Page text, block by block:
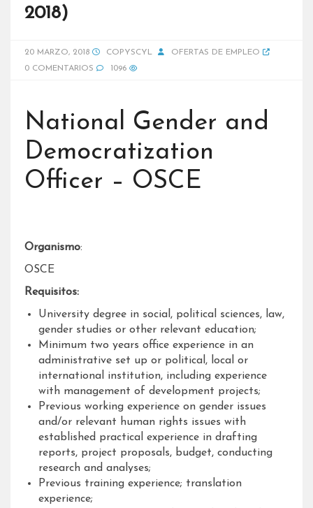
2018)
20 MARZO, 2018 COPYSCYL
OFERTAS DE EMPLEO
0 COMENTARIOS
1096
National Gender and
Democratization
Officer – OSCE
Organismo:
OSCE
Requisitos:
University degree in social, political sciences, law,
gender studies or other relevant education;
Minimum two years office experience in an
administrative set up or political, local or
international institution, including experience
with management of development projects;
Previous working experience on gender issues
and/or relevant human rights issues with
established practical experience in drafting
reports, project proposals, budget, conducting
research and analyses;
Previous training experience; translation
experience;